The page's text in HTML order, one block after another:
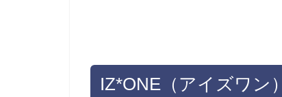
IZ*ONE（アイズワン